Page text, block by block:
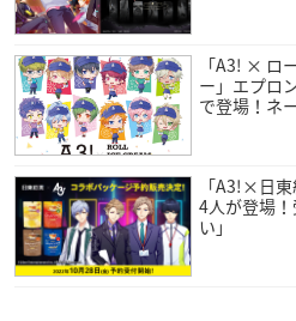
／
A3!×#まねきねこ
12/8(木)よりコラボ開催決定❗️😻
＼
楽曲をイメージしたコラボドリ
場🎵
コラボルームは12/5(月)18：30
お見逃しなく👀❣❣
▼特設ページhttps://t.co/
er.com/UQdlX5yrwI
「A3! × ロ
ー」エプロ
で登場！ネ
「A3!×日
4人が登場
い」